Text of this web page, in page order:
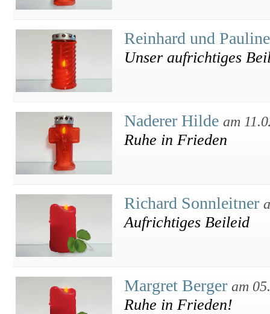
Reinhard und
Unser aufrichtiges
Naderer Hilde am
Ruhe in Frieden
Richard Sonnleitner
Aufrichtiges Beileid
Margret Berger am
Ruhe in Frieden!